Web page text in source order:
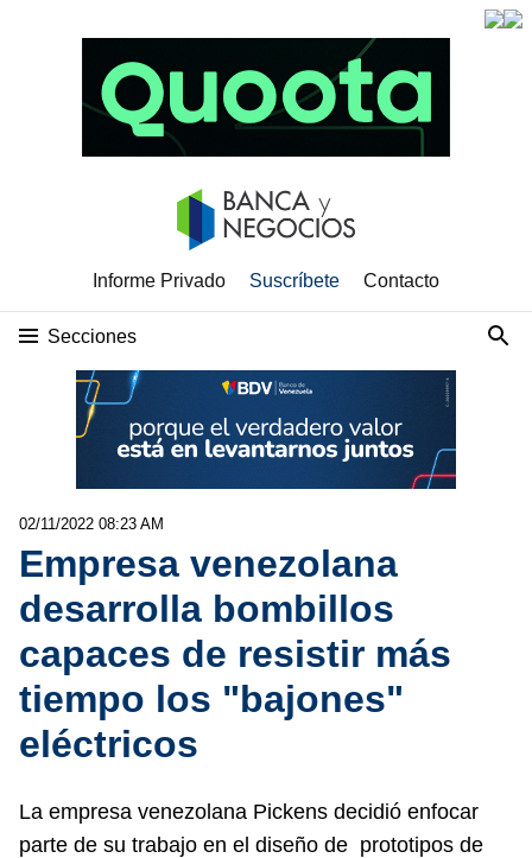
Informe Privado Suscríbete Contacto
Secciones
02/11/2022 08:23 AM
Empresa venezolana
desarrolla bombillos
capaces de resistir más
tiempo los "bajones"
eléctricos
La empresa venezolana Pickens decidió enfocar
parte de su trabajo en el diseño de prototipos de